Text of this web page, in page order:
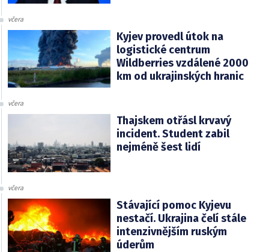
včera
Kyjev provedl útok na
logistické centrum
Wildberries vzdálené 2000
km od ukrajinských hranic
včera
Thajskem otřásl krvavý
incident. Student zabil
nejméně šest lidí
včera
Stávající pomoc Kyjevu
nestačí. Ukrajina čelí stále
intenzivnějším ruským
úderům